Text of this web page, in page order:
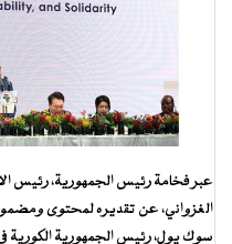
عبر فخامة رئيس الجمهورية، رئيس
الغزواني، عن تقديره لمحتوى ومضمون
سوك يول، رئيس الجمهورية الكورية